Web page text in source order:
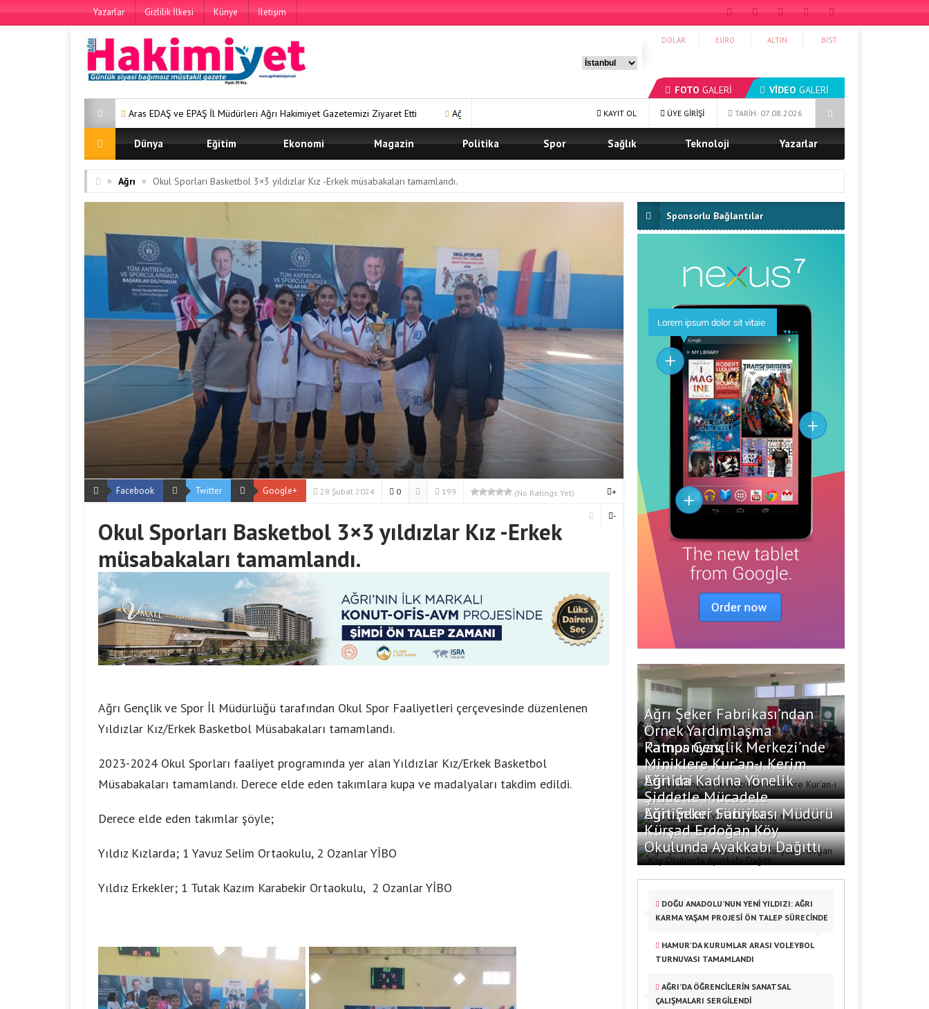
Yazarlar Gizlilik İlkesi Künye İletişim
FOTO GALERİ VİDEO GALERİ
DOLAR EURO ALTIN BIST
Aras EDAŞ ve EPAŞ İl Müdürleri Ağrı Hakimiyet Gazetemizi Ziyaret Etti Ağrı Karma Yaşam Projesi’nde Ön Talep Süreci Devam Ediyor Ağrı Şeker Fabrikası’ndan Örnek Yardımlaşma Kampanyası
TARİH: 07.08.2026
ÜYE GİRİŞİ
KAYIT OL
Dünya Eğitim Ekonomi Magazin Politika Spor Sağlık Teknoloji Yazarlar
» Ağrı » Okul Sporları Basketbol 3×3 yıldızlar Kız -Erkek müsabakaları tamamlandı.
Facebook Twitter Google+ 28 Şubat 2024 0 199 (No Ratings Yet) +
-
Okul Sporları Basketbol 3×3 yıldızlar Kız -Erkek
müsabakaları tamamlandı.
Ağrı Gençlik ve Spor İl Müdürlüğü tarafından Okul Spor Faaliyetleri çerçevesinde düzenlenen
Yıldızlar Kız/Erkek Basketbol Müsabakaları tamamlandı.
2023-2024 Okul Sporları faaliyet programında yer alan Yıldızlar Kız/Erkek Basketbol
Müsabakaları tamamlandı. Derece elde eden takımlara kupa ve madalyaları takdim edildi.
Derece elde eden takımlar şöyle;
Yıldız Kızlarda; 1 Yavuz Selim Ortaokulu, 2 Ozanlar YİBO
Yıldız Erkekler; 1 Tutak Kazım Karabekir Ortaokulu, 2 Ozanlar YİBO
Sponsorlu Bağlantılar
Ağrı Şeker Fabrikası’ndan
Örnek Yardımlaşma
Kampanyası
Patnos Gençlik Merkezi’nde
Miniklere Kur’an-ı Kerim
Eğitimi
Ağrı’da Kadına Yönelik
Şiddetle Mücadele
Eğitimleri Sürüyor
Ağrı Şeker Fabrikası Müdürü
Kürşad Erdoğan Köy
Okulunda Ayakkabı Dağıttı
DOĞU ANADOLU’NUN YENİ YILDIZI: AĞRI
KARMA YAŞAM PROJESİ ÖN TALEP SÜRECİNDE
HAMUR’DA KURUMLAR ARASI VOLEYBOL
TURNUVASI TAMAMLANDI
AĞRI’DA ÖĞRENCILERIN SANATSAL
ÇALIŞMALARI SERGILENDI